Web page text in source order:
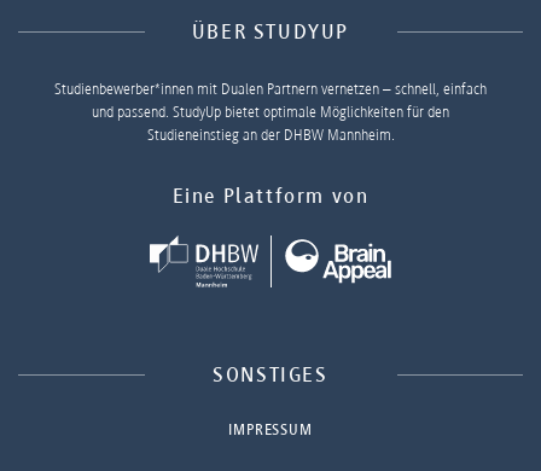
ÜBER STUDYUP
Studienbewerber*innen mit Dualen Partnern vernetzen – schnell, einfach
und passend. StudyUp bietet optimale Möglichkeiten für den
Studieneinstieg an der DHBW Mannheim.
Eine Plattform von
SONSTIGES
IMPRESSUM